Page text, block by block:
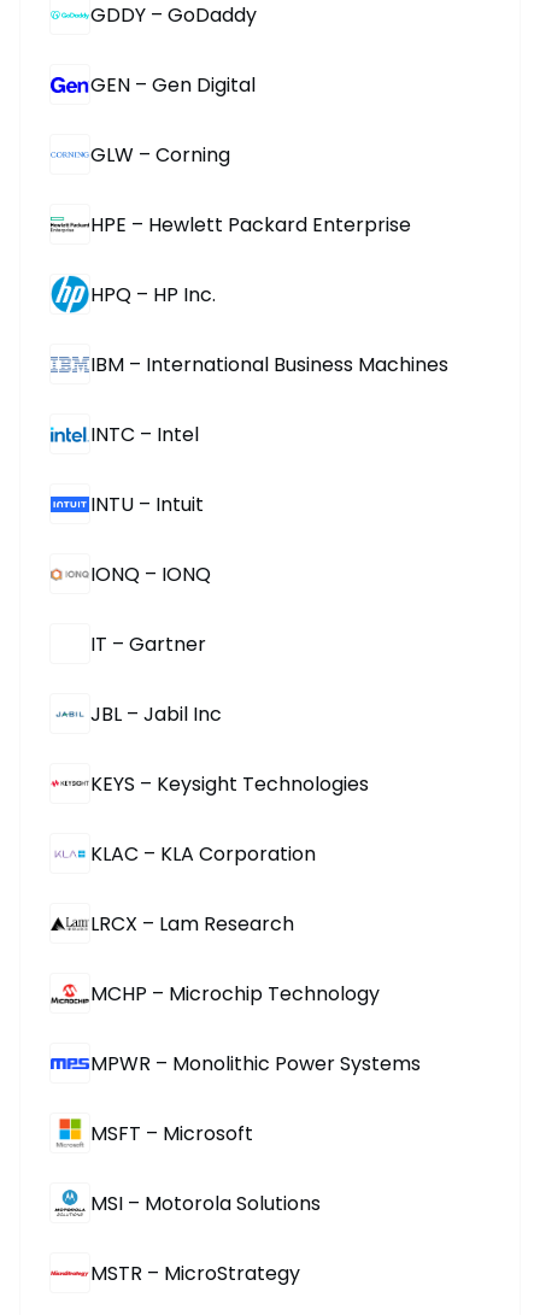
GDDY – GoDaddy
GEN – Gen Digital
GLW – Corning
HPE – Hewlett Packard Enterprise
HPQ – HP Inc.
IBM – International Business Machines
INTC – Intel
INTU – Intuit
IONQ – IONQ
IT – Gartner
JBL – Jabil Inc
KEYS – Keysight Technologies
KLAC – KLA Corporation
LRCX – Lam Research
MCHP – Microchip Technology
MPWR – Monolithic Power Systems
MSFT – Microsoft
MSI – Motorola Solutions
MSTR – MicroStrategy